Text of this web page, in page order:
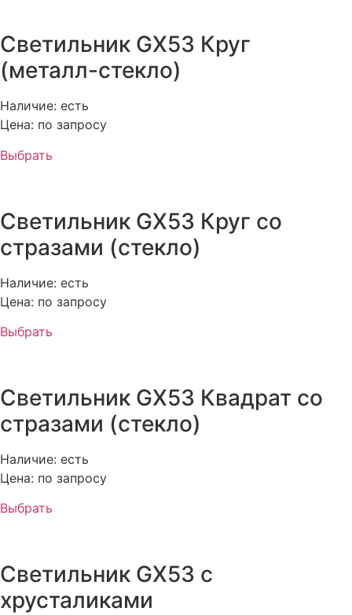
Светильник GX53 Круг
(металл-стекло)
Наличие: есть
Цена: по запросу
Выбрать
Светильник GX53 Круг со
стразами (стекло)
Наличие: есть
Цена: по запросу
Выбрать
Светильник GX53 Квадрат со
стразами (стекло)
Наличие: есть
Цена: по запросу
Выбрать
Светильник GX53 с
хрусталиками